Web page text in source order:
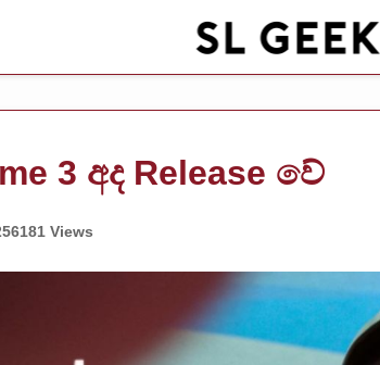
3 අද Release වේ
Views